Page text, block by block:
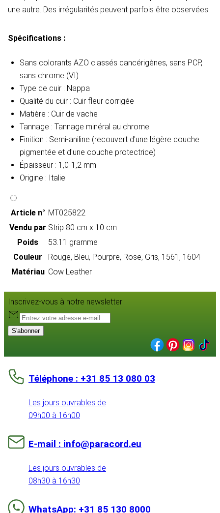
une autre. Des irrégularités peuvent parfois être observées.
Spécifications :
Sans colorants AZO classés cancérigènes, sans PCP,
sans chrome (VI)
Type de cuir : Nappa
Qualité du cuir : Cuir fleur corrigée
Matière : Cuir de vache
Tannage : Tannage minéral au chrome
Finition : Semi-aniline (recouvert d'une légère couche
pigmentée et d'une couche protectrice)
Épaisseur : 1,0-1,2 mm
Origine : Italie
Article n° MT025822
Vendu par Strip 80 cm x 10 cm
Poids
53.11 gramme
Couleur
Rouge, Bleu, Pourpre, Rose, Gris, 1561, 1604
Matériau Cow Leather
Inscrivez-vous à notre newsletter :
S'abonner
Téléphone : +31 85 13 080 03
Les jours ouvrables de
09h00 à 16h00
E-mail : info@paracord.eu
Les jours ouvrables de
08h30 à 16h30
WhatsApp: +31 85 130 8000